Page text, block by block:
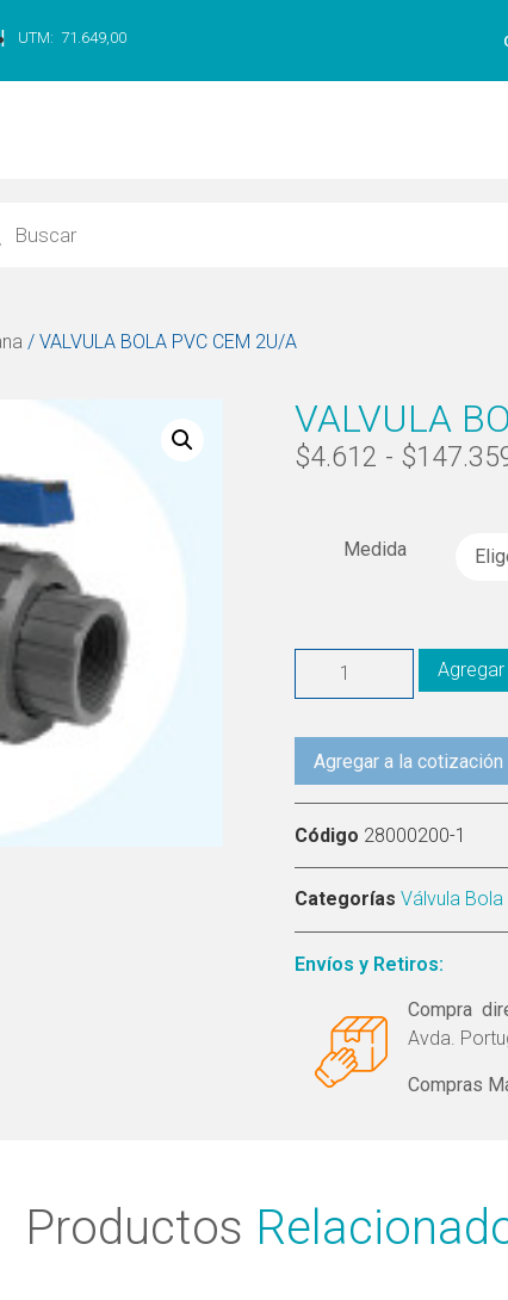
| UTM: 71.649,00
/ VALVULA BOLA PVC CEM 2U/A
VALVULA
$4.612 - $
Medida
Agregar a la cotización
Código 28000200-1
Categorías Válvula
Envíos y Retiros:
Compra
Avda.
Compras
Productos